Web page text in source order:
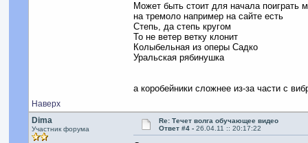
Может быть стоит для начала поиграть
на тремоло например на сайте есть
Степь, да степь кругом
То не ветер ветку клонит
Колыбельная из оперы Садко
Уральская рябинушка
а коробейники сложнее из-за части с
Наверх
Dima
Участник форума
Re: Течет волга обучающее видео
Ответ #4 - 26.04.11 :: 20:17:22